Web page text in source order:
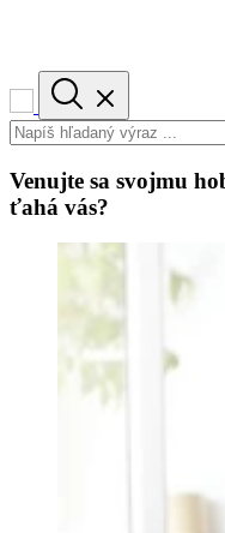
Venujte sa svojmu
ťahá vás?